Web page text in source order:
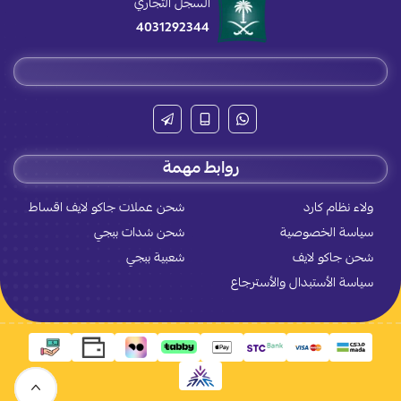
السجل التجاري
4031292344
روابط مهمة
ولاء نظام كارد
شحن عملات جاكو لايف اقساط
سياسة الخصوصية
شحن شدات ببجي
شحن جاكو لايف
شعبية ببجي
سياسة الأستبدال والأسترجاع